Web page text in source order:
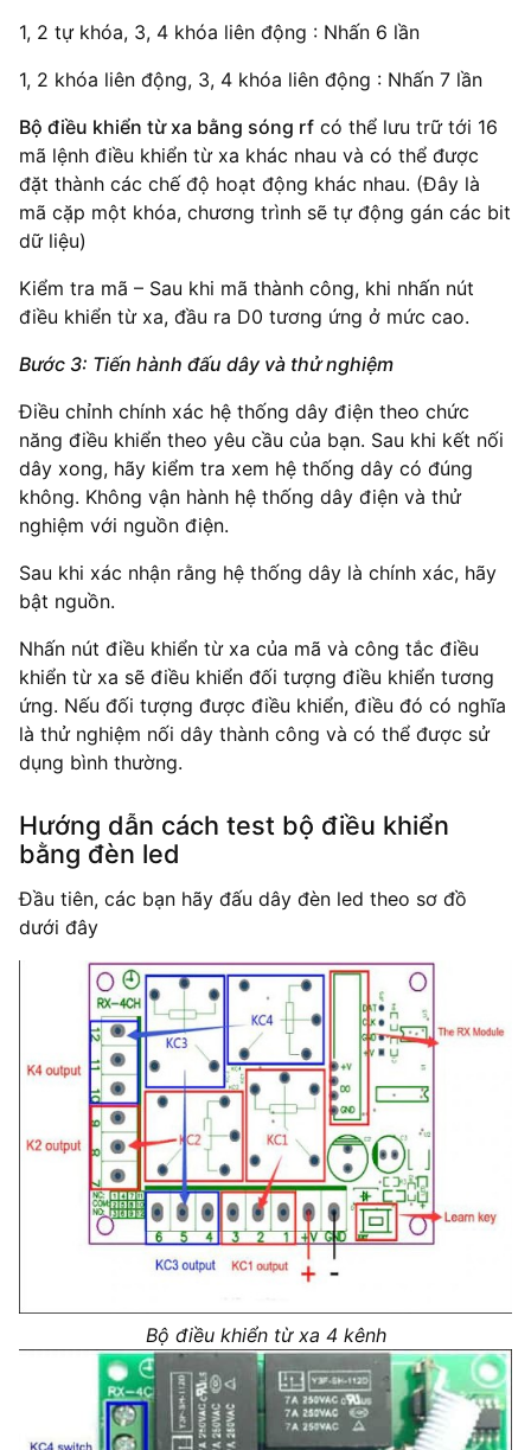
1, 2 tự khóa, 3, 4 khóa liên động : Nhấn 6 lần
1, 2 khóa liên động, 3, 4 khóa liên động : Nhấn 7 lần
Bộ điều khiển từ xa bằng sóng rf có thể lưu trữ tới 16
mã lệnh điều khiển từ xa khác nhau và có thể được
đặt thành các chế độ hoạt động khác nhau. (Đây là
mã cặp một khóa, chương trình sẽ tự động gán các bit
dữ liệu)
Kiểm tra mã – Sau khi mã thành công, khi nhấn nút
điều khiển từ xa, đầu ra D0 tương ứng ở mức cao.
Bước 3: Tiến hành đấu dây và thử nghiệm
Điều chỉnh chính xác hệ thống dây điện theo chức
năng điều khiển theo yêu cầu của bạn. Sau khi kết nối
dây xong, hãy kiểm tra xem hệ thống dây có đúng
không. Không vận hành hệ thống dây điện và thử
nghiệm với nguồn điện.
Sau khi xác nhận rằng hệ thống dây là chính xác, hãy
bật nguồn.
Nhấn nút điều khiển từ xa của mã và công tắc điều
khiển từ xa sẽ điều khiển đối tượng điều khiển tương
ứng. Nếu đối tượng được điều khiển, điều đó có nghĩa
là thử nghiệm nối dây thành công và có thể được sử
dụng bình thường.
Hướng dẫn cách test bộ điều khiển
bằng đèn led
Đầu tiên, các bạn hãy đấu dây đèn led theo sơ đồ
dưới đây
Bộ điều khiển từ xa 4 kênh